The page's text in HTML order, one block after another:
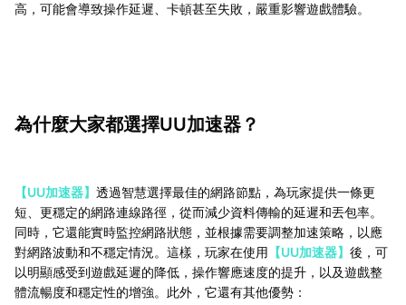
高，可能會導致操作延遲、卡頓甚至失敗，嚴重影響遊戲體驗。
為什麼大家都選擇UU加速器？
【UU加速器】 透過智慧選擇最佳的網路節點，為玩家提供一條更
短、更穩定的網路連線路徑，從而減少資料傳輸的延遲和丟包率。
同時，它還能實時監控網路狀態，並根據需要調整加速策略，以應
對網路波動和不穩定情況。這樣，玩家在使用 【UU加速器】 後，可
以明顯感受到遊戲延遲的降低，操作響應速度的提升，以及遊戲整
體流暢度和穩定性的增強。此外，它還有其他優勢：